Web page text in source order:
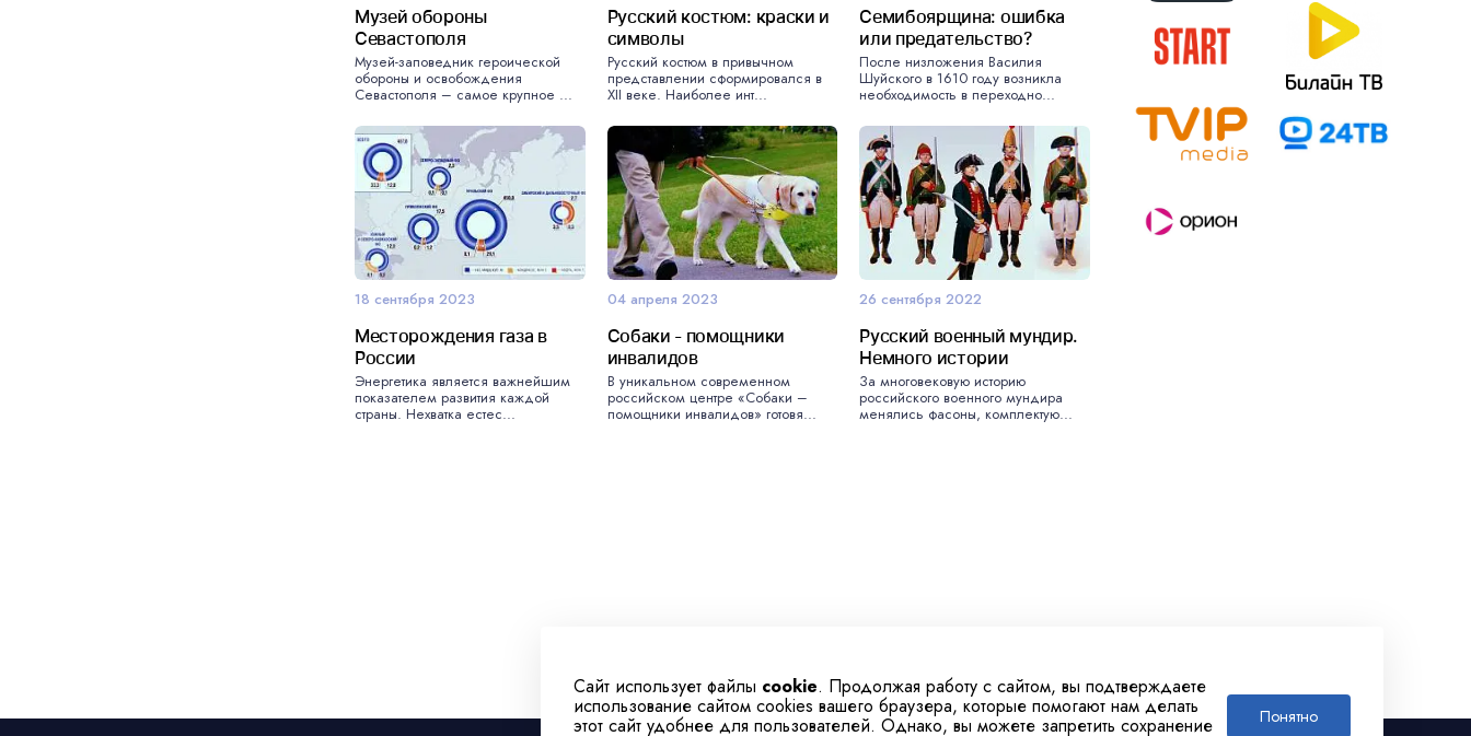
Сайт использует файлы cookie. Продолжая работу с сайтом, вы подтверждаете
использование сайтом cookies вашего браузера, которые помогают нам делать
этот сайт удобнее для пользователей. Однако, вы можете запретить сохранение Понятно
Музей обороны
Севастополя
Музей-заповедник героической
обороны и освобождения
Севастополя – самое крупное ...
Русский костюм: краски и
символы
Русский костюм в привычном
представлении сформировался в
XII веке. Наиболее инт...
Семибоярщина: ошибка
или предательство?
После низложения Василия
Шуйского в 1610 году возникла
необходимость в переходно...
18 сентября 2023
Месторождения газа в
России
Энергетика является важнейшим
показателем развития каждой
страны. Нехватка естес...
04 апреля 2023
Собаки - помощники
инвалидов
В уникальном современном
российском центре «Собаки –
помощники инвалидов» готовя...
26 сентября 2022
Русский военный мундир.
Немного истории
За многовековую историю
российского военного мундира
менялись фасоны, комплектую...